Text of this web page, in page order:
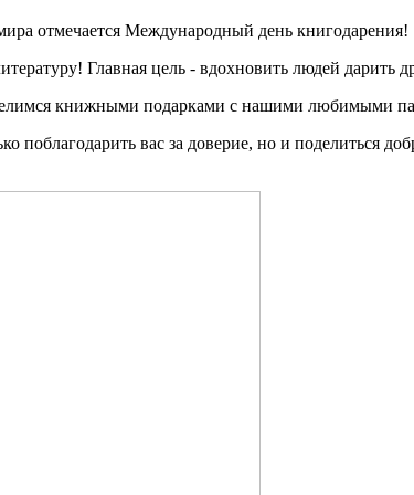
отмечается Международный день книгодарения!
Главная цель - вдохновить людей дарить
книжными подарками с нашими любимыми
поблагодарить вас за доверие, но и поделиться